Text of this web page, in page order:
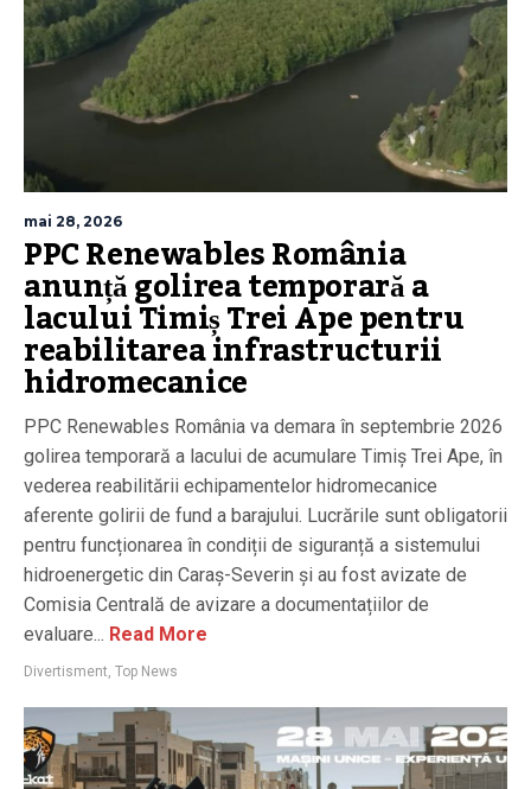
mai 28, 2026
PPC Renewables România
anunță golirea temporară a
lacului Timiș Trei Ape pentru
reabilitarea infrastructurii
hidromecanice
PPC Renewables România va demara în septembrie 2026
golirea temporară a lacului de acumulare Timiș Trei Ape, în
vederea reabilitării echipamentelor hidromecanice
aferente golirii de fund a barajului. Lucrările sunt obligatorii
pentru funcționarea în condiții de siguranță a sistemului
hidroenergetic din Caraș-Severin și au fost avizate de
Comisia Centrală de avizare a documentațiilor de
evaluare... Read More
Divertisment, Top News